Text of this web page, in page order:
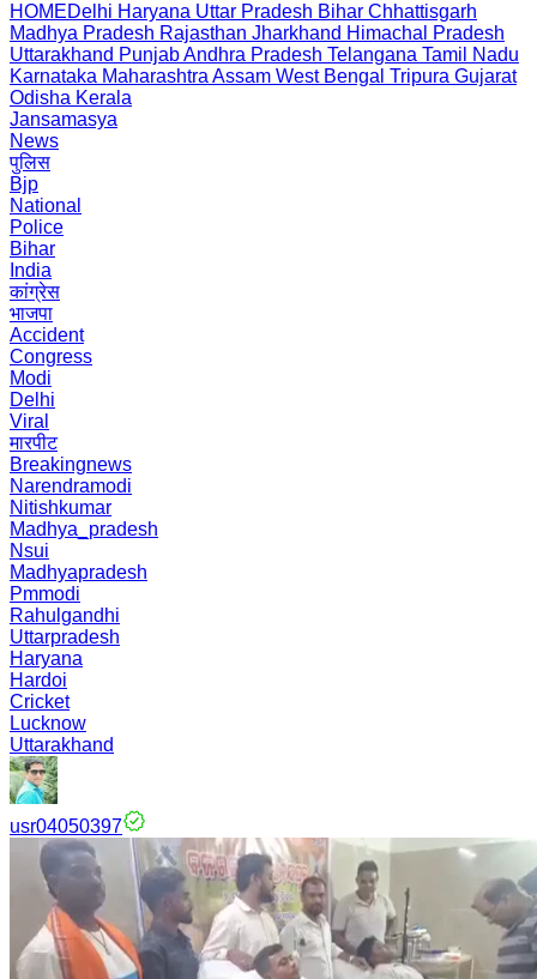
HOMEDelhi Haryana Uttar Pradesh Bihar Chhattisgarh
Madhya Pradesh Rajasthan Jharkhand Himachal Pradesh
Uttarakhand PunjabAndhra Pradesh Telangana Tamil Nadu
Karnataka Maharashtra Assam West Bengal Tripura Gujarat
Odisha Kerala
Jansamasya
News
पुलिस
Bjp
National
Police
Bihar
India
कांग्रेस
भाजपा
Accident
Congress
Modi
Delhi
Viral
मारपीट
Breakingnews
Narendramodi
Nitishkumar
Madhya_pradesh
Nsui
Madhyapradesh
Pmmodi
Rahulgandhi
Uttarpradesh
Haryana
Hardoi
Cricket
Lucknow
Uttarakhand
usr04050397